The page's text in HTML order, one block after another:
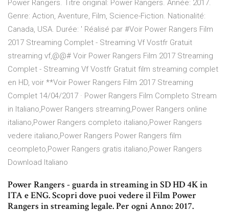
Power Rangers. Titre original: Power Rangers. Année: 2017.
Genre: Action, Aventure, Film, Science-Fiction. Nationalité:
Canada, USA. Durée: ' Réalisé par #Voir Power Rangers Film
2017 Streaming Complet - Streaming Vf Vostfr Gratuit
streaming vf,@@# Voir Power Rangers Film 2017 Streaming
Complet - Streaming Vf Vostfr Gratuit film streaming complet
en HD, voir **Voir Power Rangers Film 2017 Streaming
Complet 14/04/2017 · Power Rangers Film Completo Stream
in Italiano,Power Rangers streaming,Power Rangers online
italiano,Power Rangers completo italiano,Power Rangers
vedere italiano,Power Rangers Power Rangers film
ceompleto,Power Rangers gratis italiano,Power Rangers
Download Italiano
Power Rangers - guarda in streaming in SD HD 4K in
ITA e ENG. Scopri dove puoi vedere il Film Power
Rangers in streaming legale. Per ogni Anno: 2017.